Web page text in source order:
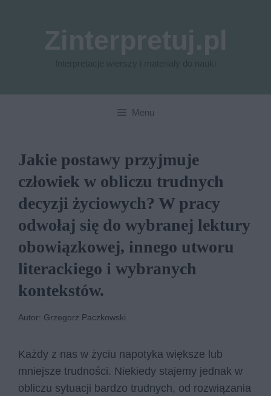
Menu
Jakie postawy przyjmuje
człowiek w obliczu trudnych
decyzji życiowych? W pracy
odwołaj się do wybranej lektury
obowiązkowej, innego utworu
literackiego i wybranych
kontekstów.
Autor: Grzegorz Paczkowski
Każdy z nas w życiu napotyka większe lub
mniejsze trudności. Niekiedy stajemy jednak w
obliczu sytuacji bardzo trudnych, od rozwiązania